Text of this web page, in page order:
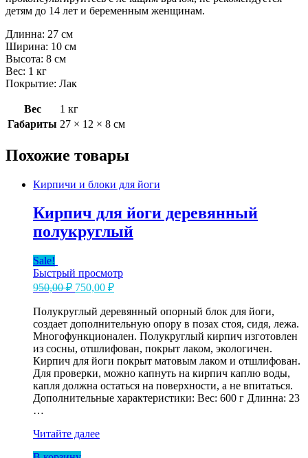
детям до 14 лет и беременным женщинам.
Длинна: 27 см
Ширина: 10 см
Высота: 8 см
Вес: 1 кг
Покрытие: Лак
Вес
1 кг
Габариты 27 × 12 × 8 см
Похожие товары
Кирпичи и блоки для йоги
Кирпич для йоги деревянный
полукруглый
Sale!
Быстрый просмотр
950,00₽ Первоначальная
составляла
950,00 ₽.
750,00 ₽Текущая
750,00 ₽.
Полукруглый деревянный опорный блок для йоги,
создает дополнительную опору в позах стоя, сидя, лежа.
Многофункционален. Полукруглый кирпич изготовлен
из сосны, отшлифован, покрыт лаком, экологичен.
Кирпич для йоги покрыт матовым лаком и отшлифован.
Для проверки, можно капнуть на кирпич каплю воды,
капля должна остаться на поверхности, а не впитаться.
Дополнительные характеристики: Вес: 600 г Длинна: 23
…
Кирпич
Читайте далее